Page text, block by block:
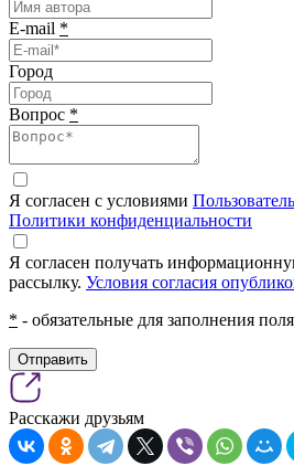
E-mail *
Город
Вопрос *
Я согласен с условиями
Политики конфиденциальности
Я согласен получать
рассылку. Условия согласия
* - обязательные для заполнения поля
Отправить
Расскажи друзьям